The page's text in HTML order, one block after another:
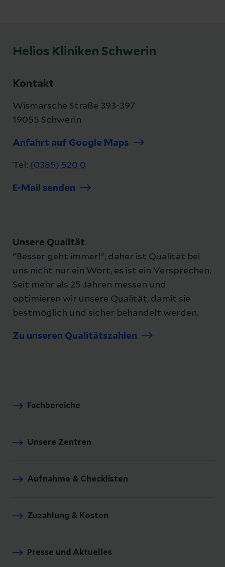
Helios Kliniken Schwerin
Kontakt
Wismarsche Straße 393-397
19055 Schwerin
Anfahrt auf Google Maps
Tel: (0385) 520 0
E-Mail senden
Unsere Qualität
"Besser geht immer!", daher ist Qualität bei
uns nicht nur ein Wort, es ist ein Versprechen.
Seit mehr als 25 Jahren messen und
optimieren wir unsere Qualität, damit sie
bestmöglich und sicher behandelt werden.
Zu unseren Qualitätszahlen
Fachbereiche
Unsere Zentren
Aufnahme & Checklisten
Zuzahlung & Kosten
Presse und Aktuelles